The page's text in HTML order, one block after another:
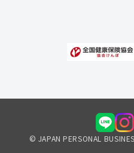
© JAPAN PERSONAL